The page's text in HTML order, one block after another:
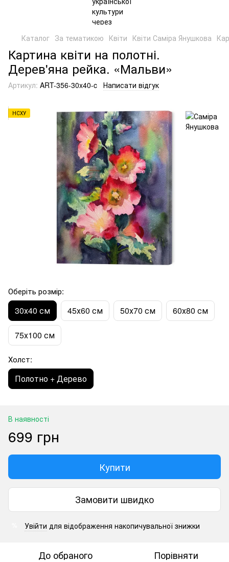
Каталог За тематикою Квіти Квіти Саміра Янушкова
Картина квіти на полотні.
Дерев'яна рейка. «Мальви»
Артикул: ART-356-30x40-c Написати відгук
НСХУ
Оберіть розмір:
30х40 см 45х60 см 50х70 см 60х80 см
75х100 см
Холст:
Полотно + Дерево
В наявності
699 грн
Купити
Замовити швидко
Увійти для відображення накопичувальної знижки
До обраного Порівняти